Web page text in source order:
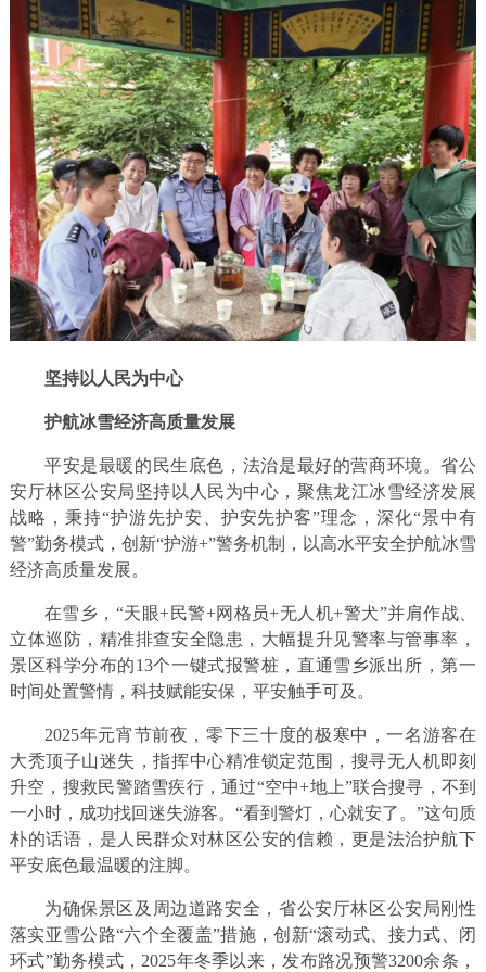
坚持以人民为中心
护航冰雪经济高质量发展
平安是最暖的民生底色，法治是最好的营商环境。省公
安厅林区公安局坚持以人民为中心，聚焦龙江冰雪经济发展
战略，秉持“护游先护安、护安先护客”理念，深化“景中有
警”勤务模式，创新“护游+”警务机制，以高水平安全护航冰雪
经济高质量发展。
在雪乡，“天眼+民警+网格员+无人机+警犬”并肩作战、
立体巡防，精准排查安全隐患，大幅提升见警率与管事率，
景区科学分布的13个一键式报警桩，直通雪乡派出所，第一
时间处置警情，科技赋能安保，平安触手可及。
2025年元宵节前夜，零下三十度的极寒中，一名游客在
大秃顶子山迷失，指挥中心精准锁定范围，搜寻无人机即刻
升空，搜救民警踏雪疾行，通过“空中+地上”联合搜寻，不到
一小时，成功找回迷失游客。“看到警灯，心就安了。”这句质
朴的话语，是人民群众对林区公安的信赖，更是法治护航下
平安底色最温暖的注脚。
为确保景区及周边道路安全，省公安厅林区公安局刚性
落实亚雪公路“六个全覆盖”措施，创新“滚动式、接力式、闭
环式”勤务模式，2025年冬季以来，发布路况预警3200余条，